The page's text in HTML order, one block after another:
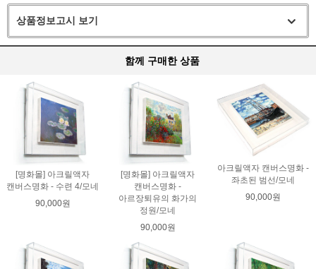
상품정보고시 보기
함께 구매한 상품
[명화몰] 아크릴액자
캔버스명화 - 수련 4/모네
90,000원
[명화몰] 아크릴액자
캔버스명화 -
아르장퇴유의 화가의
정원/모네
90,000원
아크릴액자 캔버스명화 -
좌초된 범선/모네
90,000원